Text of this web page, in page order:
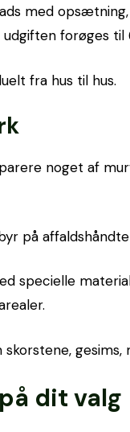
med
forøges
fra hus til hus.
noget af
på
specielle
dit valg